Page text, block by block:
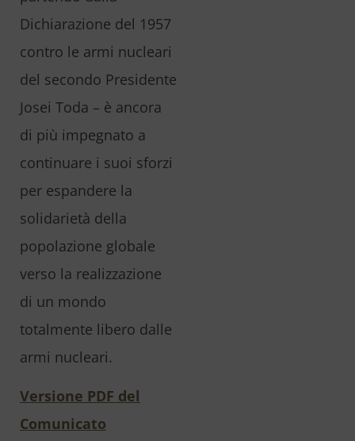
Dichiarazione del 1957
contro le armi nucleari
del secondo Presidente
Josei Toda – è ancora
di più impegnato a
continuare i suoi sforzi
per espandere la
solidarietà della
popolazione globale
verso la realizzazione
di un mondo
totalmente libero dalle
armi nucleari.
Versione PDF del
Comunicato